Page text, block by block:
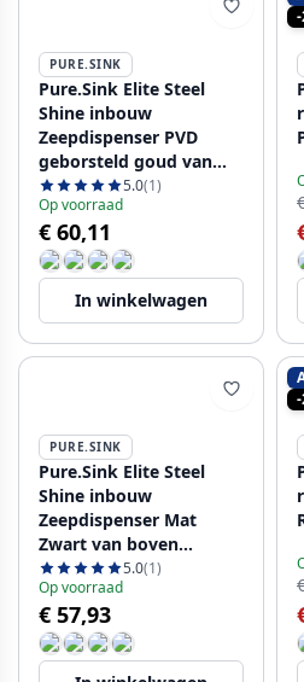
PURE.SINK
Pure.Sink Elite Steel
Shine inbouw
Zeepdispenser PVD
geborsteld goud van
boven navulbaar
PS9010-60
5.0(1)
Op voorraad
€ 60,11
In winkelwagen
PURE.SINK
Pure.Sink Elite Steel
Shine inbouw
Zeepdispenser Mat
Zwart van boven
navulbaar PS9010-10
5.0(1)
Op voorraad
€ 57,93